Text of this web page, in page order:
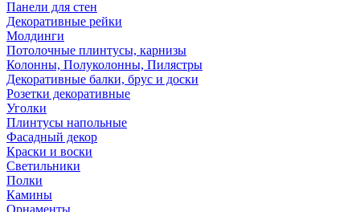
Панели для стен
Декоративные рейки
Молдинги
Потолочные плинтусы, карнизы
Колонны, Полуколонны, Пилястры
Декоративные балки, брус и доски
Розетки декоративные
Уголки
Плинтусы напольные
Фасадный декор
Краски и воски
Светильники
Полки
Камины
Орнаменты